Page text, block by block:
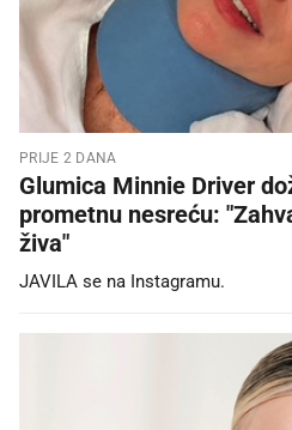
PRIJE 2 DANA
Glumica Minnie Driver
prometnu nesreću:
živa"
JAVILA se na Instagramu.